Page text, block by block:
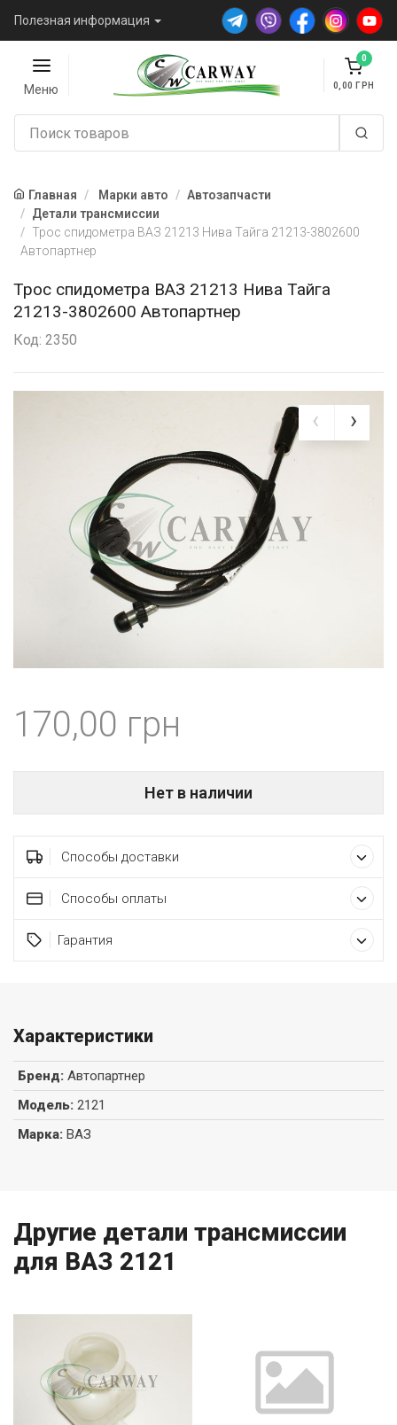
Полезная информация
Меню
0
0,00
Главная Марки авто
Автозапчасти
Детали трансмиссии
Трос спидометра ВАЗ 21213 Нива Тайга 21213-3802600
Автопартнер
Трос спидометра ВАЗ 21213 Нива Тайга
21213-3802600 Автопартнер
Код: 2350
170,00
Нет в наличии
Способы доставки
Способы оплаты
Гарантия
Характеристики
Бренд: Автопартнер
Модель: 2121
Марка: ВАЗ
Другие детали трансмиссии
для ВАЗ 2121